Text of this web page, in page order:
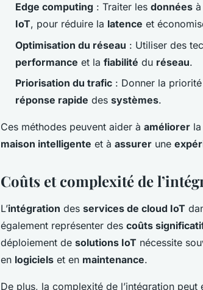
Edge computing : Traiter les données
IoT, pour réduire la latence et
Optimisation du réseau : Utiliser des
performance et la fiabilité du réseau.
Priorisation du trafic : Donner la
réponse rapide des systèmes.
Ces méthodes peuvent aider à améliorer la
maison intelligente et à assurer une
Coûts et complexité de
L’intégration des services de cloud IoT
également représenter des coûts
déploiement de solutions IoT nécessite
en logiciels et en maintenance.
De plus, la complexité de l’intégration peut